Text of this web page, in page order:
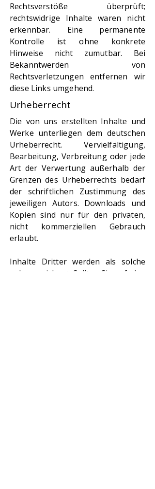
Rechtsverstöße überprüft;
rechtswidrige Inhalte waren nicht
erkennbar. Eine permanente
Kontrolle ist ohne konkrete
Hinweise nicht zumutbar. Bei
Bekanntwerden von
Rechtsverletzungen entfernen wir
diese Links umgehend.
Urheberrecht
Die von uns erstellten Inhalte und
Werke unterliegen dem deutschen
Urheberrecht. Vervielfältigung,
Bearbeitung, Verbreitung oder jede
Art der Verwertung außerhalb der
Grenzen des Urheberrechts bedarf
der schriftlichen Zustimmung des
jeweiligen Autors. Downloads und
Kopien sind nur für den privaten,
nicht kommerziellen Gebrauch
erlaubt.
Inhalte Dritter werden als solche
gekennzeichnet. Sollten Sie auf eine